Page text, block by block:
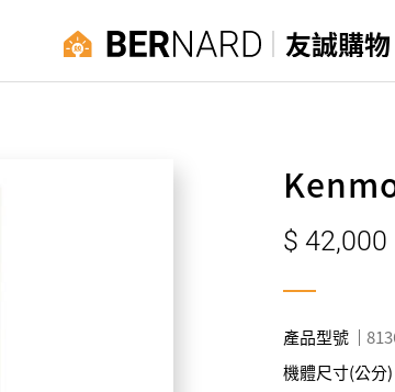
友誠購物
42,000
產品型號
機體尺寸(公分)